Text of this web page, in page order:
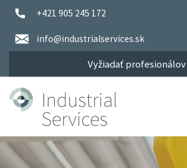
+421 905 245 172
info@industrialservices.sk
Vyžiadať profesionálov